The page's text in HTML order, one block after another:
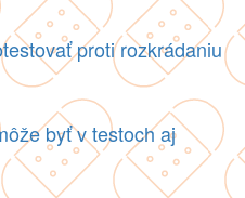
proti rozkrádaniu
byť v testoch aj